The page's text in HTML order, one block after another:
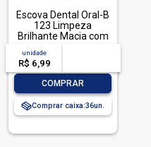
Escova Dental Oral-B
123 Limpeza
Brilhante Macia com
1 unidade
unidade
R$ 6,99
COMPRAR
Comprar caixa:36